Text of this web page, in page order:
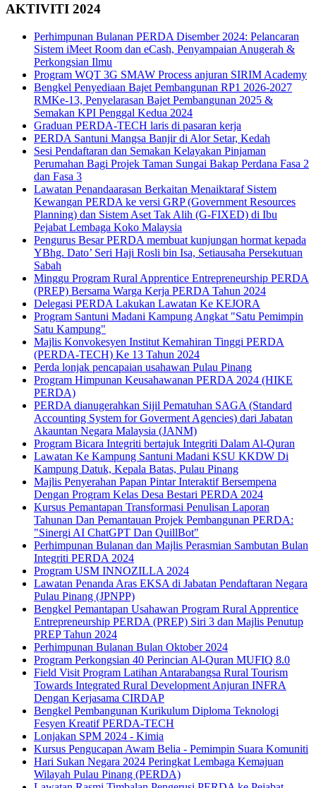
AKTIVITI 2024
Perhimpunan Bulanan PERDA Disember 2024: Pelancaran
Sistem iMeet Room dan eCash, Penyampaian Anugerah &
Perkongsian Ilmu
Program WQT 3G SMAW Process anjuran SIRIM Academy
Bengkel Penyediaan Bajet Pembangunan RP1 2026-2027
RMKe-13, Penyelarasan Bajet Pembangunan 2025 &
Semakan KPI Penggal Kedua 2024
Graduan PERDA-TECH laris di pasaran kerja
PERDA Santuni Mangsa Banjir di Alor Setar, Kedah
Sesi Pendaftaran dan Semakan Kelayakan Pinjaman
Perumahan Bagi Projek Taman Sungai Bakap Perdana Fasa 2
dan Fasa 3
Lawatan Penandaarasan Berkaitan Menaiktaraf Sistem
Kewangan PERDA ke versi GRP (Government Resources
Planning) dan Sistem Aset Tak Alih (G-FIXED) di Ibu
Pejabat Lembaga Koko Malaysia
Pengurus Besar PERDA membuat kunjungan hormat kepada
YBhg. Dato’ Seri Haji Rosli bin Isa, Setiausaha Persekutuan
Sabah
Minggu Program Rural Apprentice Entrepreneurship PERDA
(PREP) Bersama Warga Kerja PERDA Tahun 2024
Delegasi PERDA Lakukan Lawatan Ke KEJORA
Program Santuni Madani Kampung Angkat "Satu Pemimpin
Satu Kampung"
Majlis Konvokesyen Institut Kemahiran Tinggi PERDA
(PERDA-TECH) Ke 13 Tahun 2024
Perda lonjak pencapaian usahawan Pulau Pinang
Program Himpunan Keusahawanan PERDA 2024 (HIKE
PERDA)
PERDA dianugerahkan Sijil Pematuhan SAGA (Standard
Accounting System for Goverment Agencies) dari Jabatan
Akauntan Negara Malaysia (JANM)
Program Bicara Integriti bertajuk Integriti Dalam Al-Quran
Lawatan Ke Kampung Santuni Madani KSU KKDW Di
Kampung Datuk, Kepala Batas, Pulau Pinang
Majlis Penyerahan Papan Pintar Interaktif Bersempena
Dengan Program Kelas Desa Bestari PERDA 2024
Kursus Pemantapan Transformasi Penulisan Laporan
Tahunan Dan Pemantauan Projek Pembangunan PERDA:
"Sinergi AI ChatGPT Dan QuillBot"
Perhimpunan Bulanan dan Majlis Perasmian Sambutan Bulan
Integriti PERDA 2024
Program USM INNOZILLA 2024
Lawatan Penanda Aras EKSA di Jabatan Pendaftaran Negara
Pulau Pinang (JPNPP)
Bengkel Pemantapan Usahawan Program Rural Apprentice
Entrepreneurship PERDA (PREP) Siri 3 dan Majlis Penutup
PREP Tahun 2024
Perhimpunan Bulanan Bulan Oktober 2024
Program Perkongsian 40 Perincian Al-Quran MUFIQ 8.0
Field Visit Program Latihan Antarabangsa Rural Tourism
Towards Integrated Rural Development Anjuran INFRA
Dengan Kerjasama CIRDAP
Bengkel Pembangunan Kurikulum Diploma Teknologi
Fesyen Kreatif PERDA-TECH
Lonjakan SPM 2024 - Kimia
Kursus Pengucapan Awam Belia - Pemimpin Suara Komuniti
Hari Sukan Negara 2024 Peringkat Lembaga Kemajuan
Wilayah Pulau Pinang (PERDA)